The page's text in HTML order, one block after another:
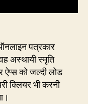
पत्रकार
अस्थायी स्मृति
को जल्दी लोड
क्लियर भी करनी